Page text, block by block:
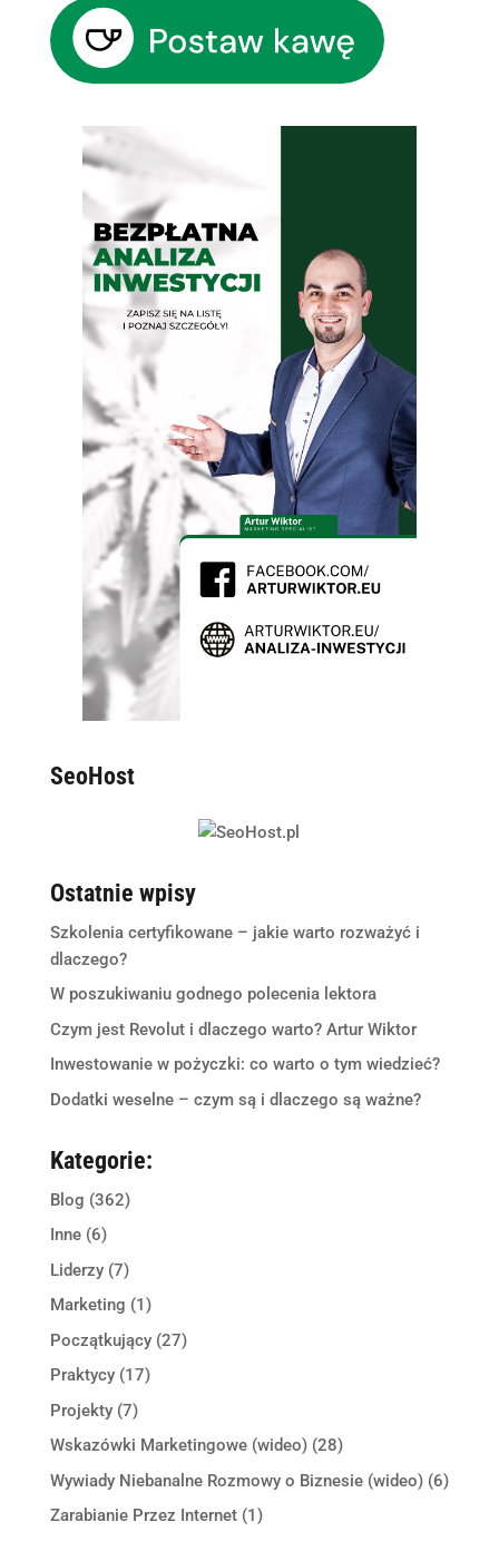
SeoHost
Ostatnie wpisy
Szkolenia certyfikowane – jakie warto rozważyć i
dlaczego?
W poszukiwaniu godnego polecenia lektora
Czym jest Revolut i dlaczego warto? Artur Wiktor
Inwestowanie w pożyczki: co warto o tym wiedzieć?
Dodatki weselne – czym są i dlaczego są ważne?
Kategorie:
Blog (362)
Inne(6)
Liderzy(7)
Marketing (1)
Początkujący(27)
Praktycy(17)
Projekty(7)
Wskazówki Marketingowe (wideo)(28)
Wywiady Niebanalne Rozmowy o Biznesie (wideo)(6)
Zarabianie Przez Internet(1)